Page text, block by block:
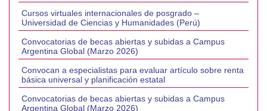
Cursos virtuales internacionales de posgrado –
Universidad de Ciencias y Humanidades (Perú)
Convocatorias de becas abiertas y subidas a Campus
Argentina Global (Marzo 2026)
Convocan a especialistas para evaluar artículo sobre renta
básica universal y planificación estatal
Convocatorias de becas abiertas y subidas a Campus
Argentina Global (Marzo 2026)